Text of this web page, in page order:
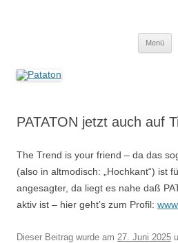
Menü
PATATON jetzt auch auf
The Trend is your friend – da das
(also in altmodisch: „Hochkant“) ist
angesagter, da liegt es nahe daß
aktiv ist – hier geht’s zum Profil:
Dieser Beitrag wurde am 27. Juni 2025